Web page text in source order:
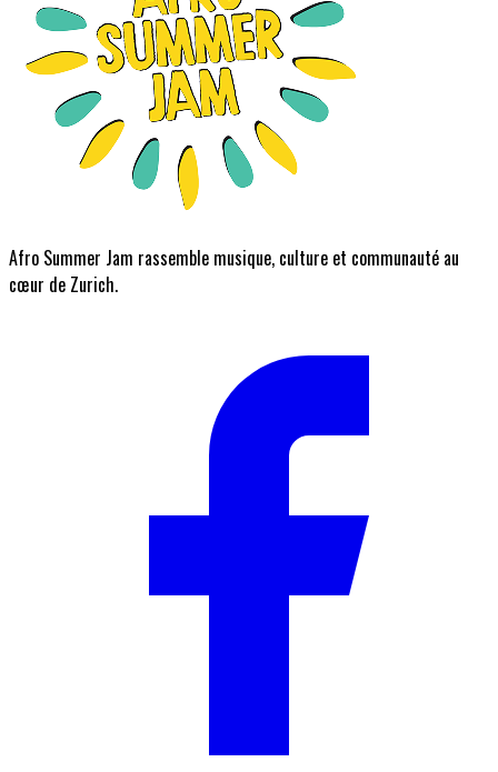
Afro Summer Jam rassemble musique, culture et communauté au
cœur de Zurich.